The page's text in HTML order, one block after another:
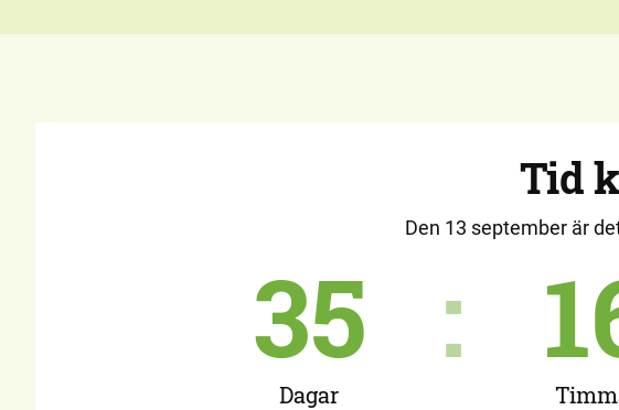
Tid
Den 13 september är
35
Dagar
: